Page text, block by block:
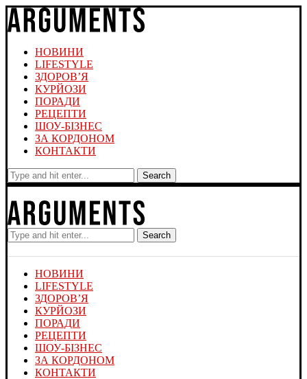
НОВИНИ
LIFESTYLE
ЗДОРОВ’Я
КУРЙОЗИ
ПОРАДИ
РЕЦЕПТИ
ШОУ-БІЗНЕС
ЗА КОРДОНОМ
КОНТАКТИ
Search
Search
НОВИНИ
LIFESTYLE
ЗДОРОВ’Я
КУРЙОЗИ
ПОРАДИ
РЕЦЕПТИ
ШОУ-БІЗНЕС
ЗА КОРДОНОМ
КОНТАКТИ